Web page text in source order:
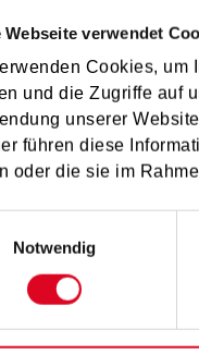
Webseite verwendet
Cookies, um
und die Zugriffe auf
unserer
führen diese
oder die sie im
Notwendig